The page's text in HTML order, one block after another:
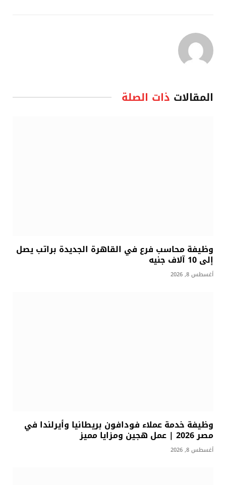
المقالات ذات الصلة
وظيفة محاسب فرع في القاهرة الجديدة براتب يصل
إلى 10 آلاف جنيه
أغسطس 8, 2026
وظيفة خدمة عملاء فودافون بريطانيا وأيرلندا في
مصر 2026 | عمل هجين ومزايا مميز
أغسطس 8, 2026